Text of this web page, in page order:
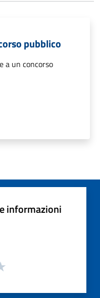
pubblico
a un concorso
informazioni